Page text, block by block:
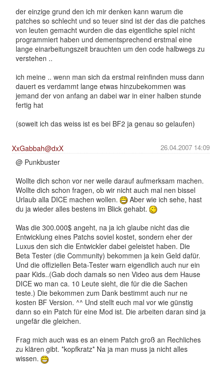
der einzige grund den ich mir denken kann warum die
patches so schlecht und so teuer sind ist der das die patches
von leuten gemacht wurden die das eigentliche spiel nicht
programmiert haben und dementsprechend erstmal eine
lange einarbeitungszeit brauchten um den code halbwegs zu
verstehen ..
ich meine .. wenn man sich da erstmal reinfinden muss dann
dauert es verdammt lange etwas hinzubekommen was
jemand der von anfang an dabei war in einer halben stunde
fertig hat
(soweit ich das weiss ist es bei BF2 ja genau so gelaufen)
26.04.2007 14:09
XxGabbah@dxX
@ Punkbuster
Wollte dich schon vor ner weile darauf aufmerksam machen.
Wollte dich schon fragen, ob wir nicht auch mal nen bissel
Urlaub alla DICE machen wollen.
Aber wie ich sehe, hast
du ja wieder alles bestens im Blick gehabt.
Was die 300.000$ angeht, na ja ich glaube nicht das die
Entwicklung eines Patchs soviel kostet, sondern eher der
Luxus den sich die Entwickler dabei geleistet haben. Die
Beta Tester (die Community) bekommen ja kein Geld dafür.
Und die offiziellen Beta-Tester warn eigendlich auch nur ein
paar Kids..(Gab doch damals so nen Video aus dem Hause
DICE wo man ca. 10 Leute sieht, die für die die Sachen
teste.) Die bekommen zum Dank bestimmt auch nur ne
kosten BF Version. ^^ Und stellt euch mal vor wie günstig
dann so ein Patch für eine Mod ist. Die arbeiten daran sind ja
ungefär die gleichen.
Frag mich auch was es an einem Patch groß an Rechliches
zu klären gibt. *kopfkratz* Na ja man muss ja nicht alles
wissen.